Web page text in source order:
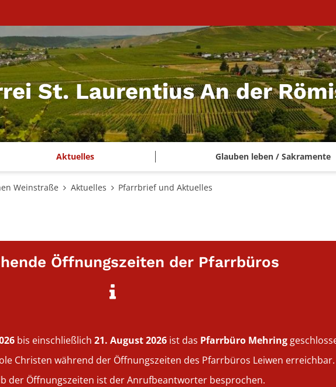
St. Laurentius An der
Aktuelles Glauben leben / Sakramente
Weinstraße Aktuelles Pfarrbrief und Aktuelles
Öffnungszeiten der Pfarrbüros
bis einschließlich 21. August 2026 ist das Pfarrbüro Mehring
Christen während der Öffnungszeiten des Pfarrbüros Leiwen erreichbar.
der Öffnungszeiten ist der Anrufbeantworter besprochen.